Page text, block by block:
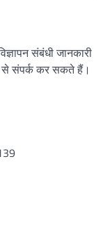
संबंधी जानकारी
से संपर्क कर सकते हैं।